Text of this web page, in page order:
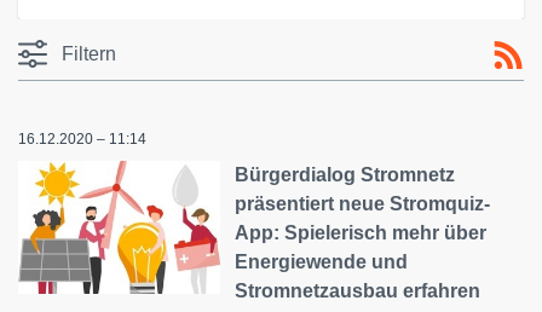
Filtern
16.12.2020 – 11:14
Bürgerdialog Stromnetz
präsentiert neue Stromquiz-
App: Spielerisch mehr über
Energiewende und
Stromnetzausbau erfahren